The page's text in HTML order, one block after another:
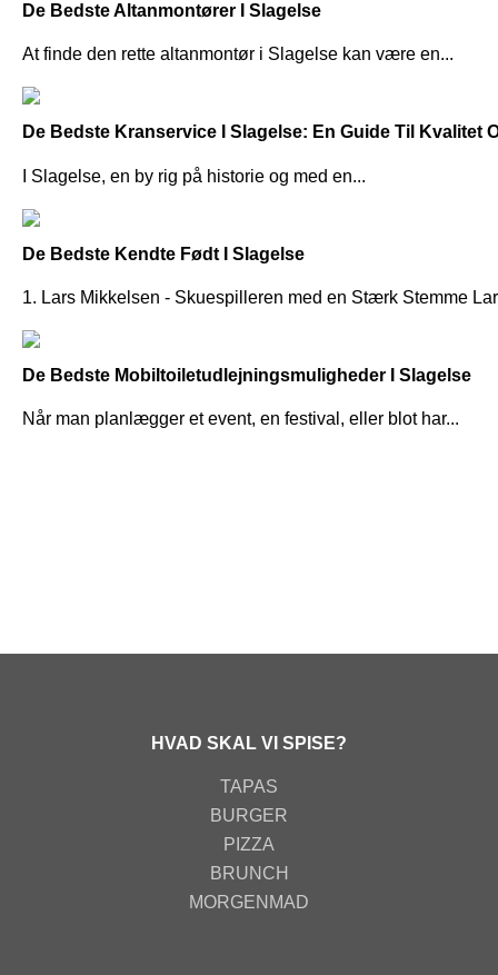
De Bedste Altanmontører I Slagelse
At finde den rette altanmontør i Slagelse kan være en...
De Bedste Kranservice I Slagelse: En Guide Til Kvalitet
I Slagelse, en by rig på historie og med en...
De Bedste Kendte Født I Slagelse
1. Lars Mikkelsen - Skuespilleren med en Stærk Stemme
De Bedste Mobiltoiletudlejningsmuligheder I Slagelse
Når man planlægger et event, en festival, eller blot har...
HVAD SKAL VI SPISE?
TAPAS
BURGER
PIZZA
BRUNCH
MORGENMAD